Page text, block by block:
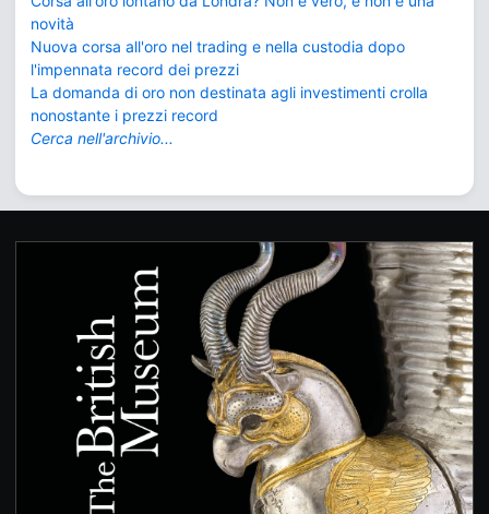
novità
Nuova corsa all'oro nel trading e nella custodia dopo
l'impennata record dei prezzi
La domanda di oro non destinata agli investimenti crolla
nonostante i prezzi record
Cerca nell'archivio...